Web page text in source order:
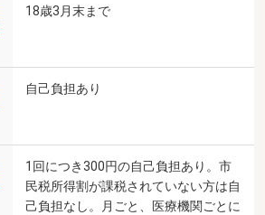
18歳3月末まで
自己負担あり
1回につき300円の自己負担あり。市
民税所得割が課税されていない方は自
己負担なし。月ごと、医療機関ごとに